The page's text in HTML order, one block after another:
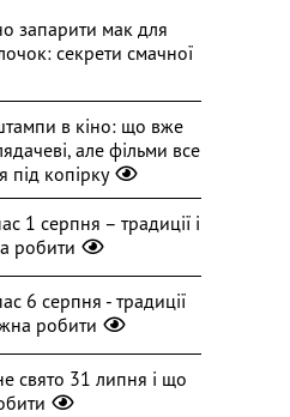
запарити мак для
секрети смачної
в кіно: що вже
але фільми все
під копірку
1 серпня – традиції і
робити
6 серпня - традиції
робити
свято 31 липня і що